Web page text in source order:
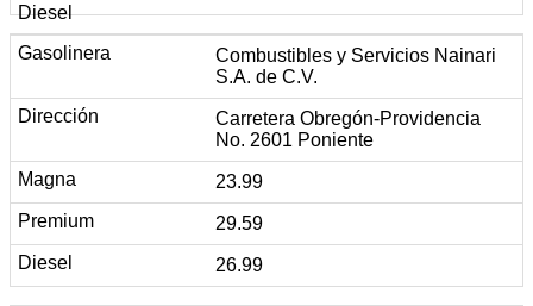
Combustibles y Servicios Nainari
S.A. de C.V.
Carretera Obregón-Providencia
No. 2601 Poniente
23.99
29.59
26.99